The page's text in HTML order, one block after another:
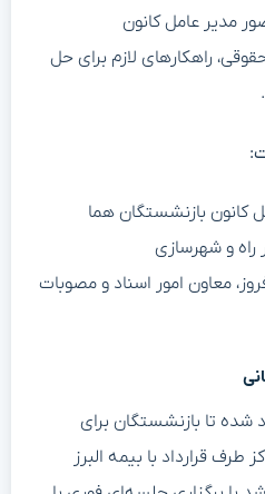
مدیر عامل کانون
راهکارهای لازم برای حل
کانون بازنشستگان هما
راه و شهرسازی
معاون امور اسناد و مصوبات
تا بازنشستگان برای
طرف قرارداد با بیمه البرز